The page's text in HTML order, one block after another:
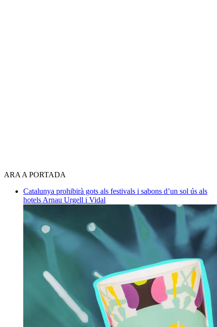
ARA A PORTADA
Catalunya prohibirà gots als festivals i sabons d’un sol ús als
hotels Arnau Urgell i Vidal